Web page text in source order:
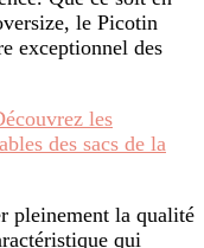
le Picotin
exceptionnel des
les
des sacs de la
pleinement la qualité
qui